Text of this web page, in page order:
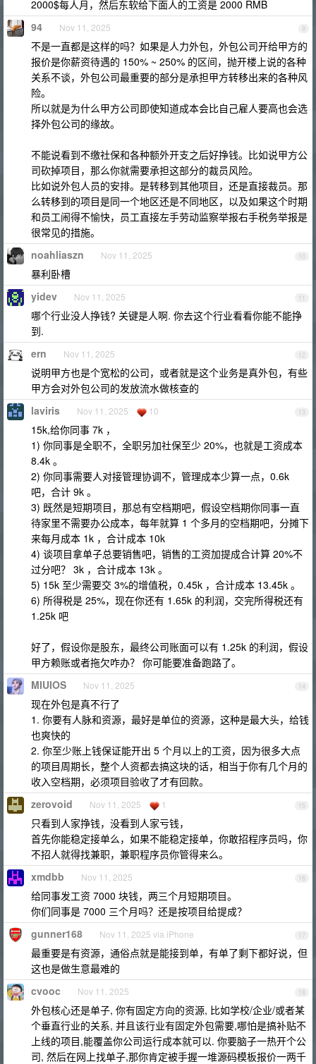
2000$每人月，然后东软给下面人的工资是 2000 RMB
9
94 Nov 11, 2025
不是一直都是这样的吗？如果是人力外包，外包公司开给甲方的
报价是你薪资待遇的 150% ~ 250% 的区间，抛开楼上说的各种
关系不谈，外包公司最重要的部分是承担甲方转移出来的各种风
险。
所以就是为什么甲方公司即使知道成本会比自己雇人要高也会选
择外包公司的缘故。
不能说看到不缴社保和各种额外开支之后好挣钱。比如说甲方公
司砍掉项目，那么你就需要承担这部分的裁员风险。
比如说外包人员的安排。是转移到其他项目，还是直接裁员。那
么转移到的项目是同一个地区还是不同地区，以及如果这个时期
和员工闹得不愉快，员工直接左手劳动监察举报右手税务举报是
很常见的措施。
10
noahliaszn Nov 11, 2025
暴利卧槽
11
yidev Nov 11, 2025
哪个行业没人挣钱? 关键是人啊. 你去这个行业看看你能不能挣
到.
12
ern Nov 11, 2025
说明甲方也是个宽松的公司，或者就是这个业务是真外包，有些
甲方会对外包公司的发放流水做核查的
13
laviris Nov 11, 2025 10
15k,给你同事 7k ，
1) 你同事是全职不，全职另加社保至少 20%，也就是工资成本
8.4k 。
2) 你同事需要人对接管理协调不，管理成本少算一点，0.6k
吧，合计 9k 。
3) 既然是短期项目，那总有空档期吧，假设空档期你同事一直
待家里不需要办公成本，每年就算 1 个多月的空档期吧，分摊下
来每月成本 1k ，合计成本 10k
4) 谈项目拿单子总要销售吧，销售的工资加提成合计算 20%不
过分吧？ 3k ，合计成本 13k 。
5) 15k 至少需要交 3%的增值税，0.45k ，合计成本 13.45k 。
6) 所得税是 25%，现在你还有 1.65k 的利润，交完所得税还有
1.25k 吧
好了，假设你是股东，最终公司账面可以有 1.25k 的利润，假设
甲方赖账或者拖欠咋办？ 你可能要准备跑路了。
14
MIUIOS Nov 11, 2025
现在外包是真不行了
1. 你要有人脉和资源，最好是单位的资源，这种是最大头，给钱
也爽快的
2. 你至少账上钱保证能开出 5 个月以上的工资，因为很多大点
的项目周期长，整个人资都去搞这块的话，相当于你有几个月的
收入空档期，必须项目验收了才有回款。
15
zerovoid Nov 11, 2025 1
只看到人家挣钱，没看到人家亏钱，
首先你能稳定接单么，如果不能稳定接单，你敢招程序员吗，你
不招人就得找兼职，兼职程序员你管得来么。
16
xmdbb Nov 11, 2025
给同事发工资 7000 块钱，两三个月短期项目。
你们同事是 7000 三个月吗？还是按项目给提成？
17
gunner168 Nov 11, 2025 via iPhone
最重要是有资源，通俗点就是能接到单，有单了剩下都好说，但
这也是做生意最难的
18
cvooc Nov 11, 2025
外包核心还是单子, 你有固定方向的资源, 比如学校/企业/或者某
个垂直行业的关系, 并且该行业有固定外包需要,哪怕是搞补贴不
上线的项目,能覆盖你公司运行成本就可以. 你要脑子一热开个公
司, 然后在网上找单子,那你肯定被手握一堆源码模板报价一两千